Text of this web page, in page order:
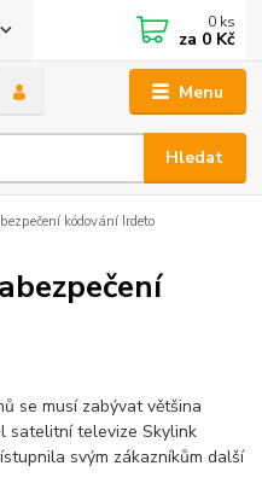
Menu
Hledat
0 ks
za 0 Kč
kódování Irdeto
se musí zabývat většina
satelitní televize Skylink
svým zákazníkům další